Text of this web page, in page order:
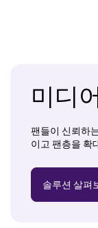
미디
팬들이 신뢰하
이고 팬층을 확
솔루션 살펴